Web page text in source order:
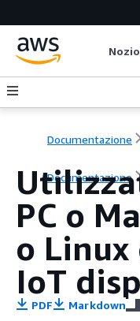
Documentazione
Documentazione
PC o
o Linux
IoT
PDF Markdown